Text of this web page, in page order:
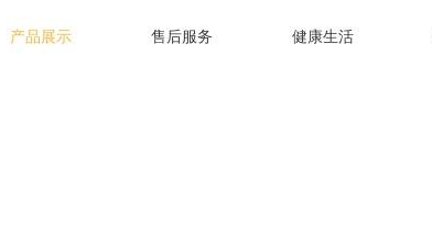
产品展示 售后服务 健康生活